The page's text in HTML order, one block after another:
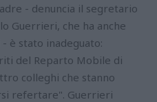
- denuncia il segretario
Guerrieri, che ha anche
è stato inadeguato:
del Reparto Mobile di
colleghi che stanno
refertare". Guerrieri